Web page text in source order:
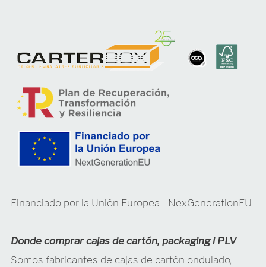
Financiado por la Unión Europea - NexGenerationEU
Donde comprar cajas de cartón, packaging i PLV
Somos fabricantes de cajas de cartón ondulado,